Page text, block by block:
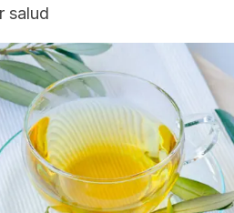
salud